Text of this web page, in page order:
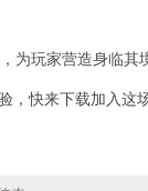
为玩家营造身临其
，快来下载加入这